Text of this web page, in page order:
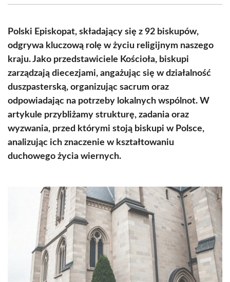
(Twitter)
Polski Episkopat, składający się z 92 biskupów,
odgrywa kluczową rolę w życiu religijnym naszego
kraju. Jako przedstawiciele Kościoła, biskupi
zarządzają diecezjami, angażując się w działalność
duszpasterską, organizując sacrum oraz
odpowiadając na potrzeby lokalnych wspólnot. W
artykule przybliżamy strukturę, zadania oraz
wyzwania, przed którymi stoją biskupi w Polsce,
analizując ich znaczenie w kształtowaniu
duchowego życia wiernych.